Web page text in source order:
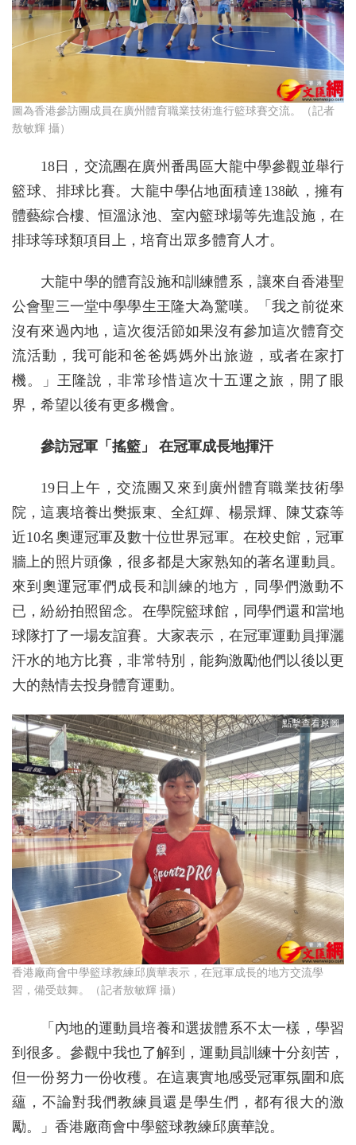
圖為香港參訪團成員在廣州體育職業技術進行籃球賽交流。（記者
敖敏輝 攝）
18日，交流團在廣州番禺區大龍中學參觀並舉行
籃球、排球比賽。大龍中學佔地面積達138畝，擁有
體藝綜合樓、恒溫泳池、室內籃球場等先進設施，在
排球等球類項目上，培育出眾多體育人才。
大龍中學的體育設施和訓練體系，讓來自香港聖
公會聖三一堂中學學生王隆大為驚嘆。「我之前從來
沒有來過內地，這次復活節如果沒有參加這次體育交
流活動，我可能和爸爸媽媽外出旅遊，或者在家打
機。」王隆說，非常珍惜這次十五運之旅，開了眼
界，希望以後有更多機會。
參訪冠軍「搖籃」 在冠軍成長地揮汗
19日上午，交流團又來到廣州體育職業技術學
院，這裏培養出樊振東、全紅嬋、楊景輝、陳艾森等
近10名奧運冠軍及數十位世界冠軍。在校史館，冠軍
牆上的照片頭像，很多都是大家熟知的著名運動員。
來到奧運冠軍們成長和訓練的地方，同學們激動不
已，紛紛拍照留念。在學院籃球館，同學們還和當地
球隊打了一場友誼賽。大家表示，在冠軍運動員揮灑
汗水的地方比賽，非常特別，能夠激勵他們以後以更
大的熱情去投身體育運動。
香港廠商會中學籃球教練邱廣華表示，在冠軍成長的地方交流學
習，備受鼓舞。（記者敖敏輝 攝）
「內地的運動員培養和選拔體系不太一樣，學習
到很多。參觀中我也了解到，運動員訓練十分刻苦，
但一份努力一份收穫。在這裏實地感受冠軍氛圍和底
蘊，不論對我們教練員還是學生們，都有很大的激
勵。」香港廠商會中學籃球教練邱廣華說。